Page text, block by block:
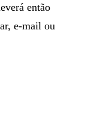
então
e-mail ou